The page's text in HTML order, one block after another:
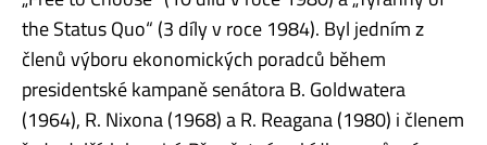
the Status Quo“ (3 díly v roce 1984). Byl jedním z
členů výboru ekonomických poradců během
presidentské kampaně senátora B. Goldwatera
(1964), R. Nixona (1968) a R. Reagana (1980) i členem